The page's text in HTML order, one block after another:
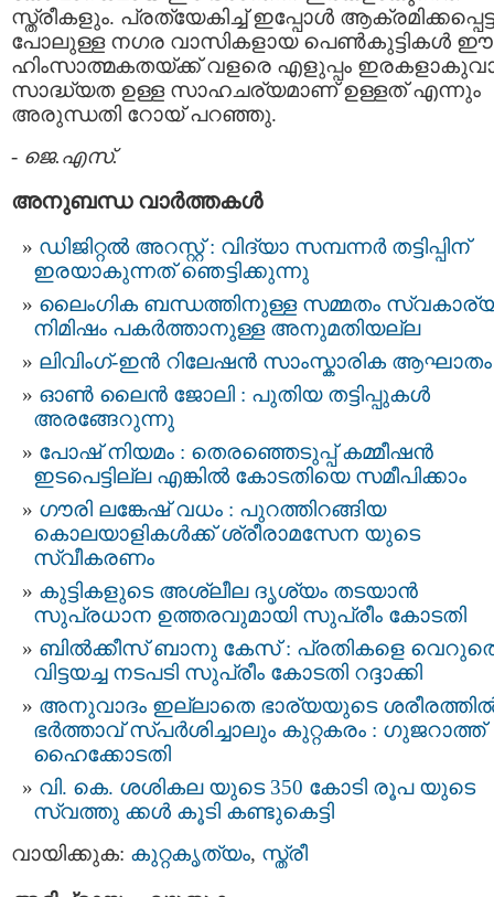
സ്ത്രീകളും. പ്രത്യേകിച്ച് ഇപ്പോൾ ആക്രമിക്കപ്പെട്ട
പോലുള്ള നഗര വാസികളായ പെൺകുട്ടികൾ ഈ
ഹിംസാത്മകതയ്ക്ക് വളരെ എളുപ്പം
സാദ്ധ്യത ഉള്ള സാഹചര്യമാണ് ഉള്ളത് എന്നും
അരുന്ധതി റോയ് പറഞ്ഞു.
- ജെ.എസ്.
അനുബന്ധ വാര്‍ത്തകള്‍
ഡിജിറ്റൽ അറസ്റ്റ് : വിദ്യാ സമ്പന്നർ തട്ടിപ്പിന്‌
ഇരയാകുന്നത്‌ ഞെട്ടിക്കുന്നു
ലൈംഗിക ബന്ധത്തിനുള്ള സമ്മതം
നിമിഷം പകർത്താനുള്ള അനുമതിയല്ല
ലിവിംഗ്-ഇൻ റിലേഷൻ സാംസ്കാരിക ആഘാതം
ഓണ്‍ ലൈന്‍ ജോലി : പുതിയ തട്ടിപ്പുകൾ
അരങ്ങേറുന്നു
പോഷ് നിയമം : തെരഞ്ഞെടുപ്പ് കമ്മീഷൻ
ഇടപെട്ടില്ല എങ്കിൽ കോടതിയെ സമീപിക്കാം
ഗൗരി ലങ്കേഷ് വധം : പുറത്തിറങ്ങിയ
കൊലയാളികള്‍ക്ക് ശ്രീരാമസേന യുടെ
സ്വീകരണം
കുട്ടികളുടെ അശ്ലീല ദൃശ്യം തടയാൻ
സുപ്രധാന ഉത്തരവുമായി സുപ്രീം കോടതി
ബില്‍ക്കീസ് ബാനു കേസ്‌ : പ്രതികളെ
വിട്ടയച്ച നടപടി സുപ്രീം കോടതി റദ്ദാക്കി
അനുവാദം ഇല്ലാതെ ഭാര്യയുടെ
ഭര്‍ത്താവ് സ്പര്‍ശിച്ചാലും കുറ്റകരം : ഗുജറാത്ത്
ഹൈക്കോടതി
വി. കെ. ശശികല യുടെ 350 കോടി രൂപ യുടെ
സ്വത്തു ക്കള്‍ കൂടി കണ്ടുകെട്ടി
വായിക്കുക: കുറ്റകൃത്യം, സ്ത്രീ